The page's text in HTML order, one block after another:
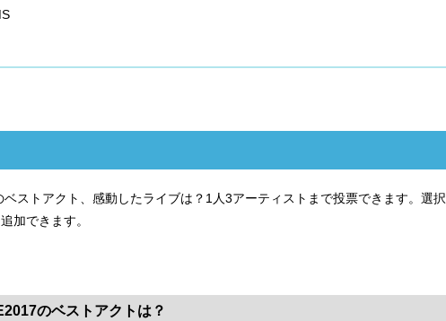
ストアクト、感動したライブは？1人3アーティストまで投票できます。選択
加できます。
のベストアクトは？